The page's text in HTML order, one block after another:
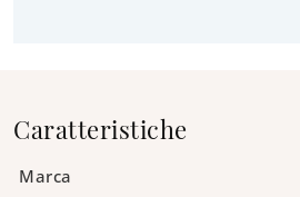
Caratteristiche
Marca